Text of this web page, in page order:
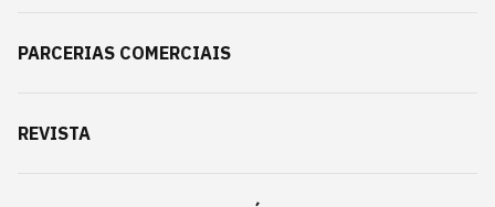
PARCERIAS COMERCIAIS
REVISTA